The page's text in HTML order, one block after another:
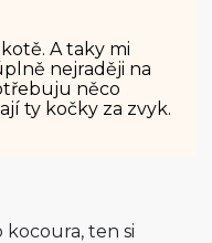
A taky mi
nejraději na
něco
ty kočky za zvyk.
ten si